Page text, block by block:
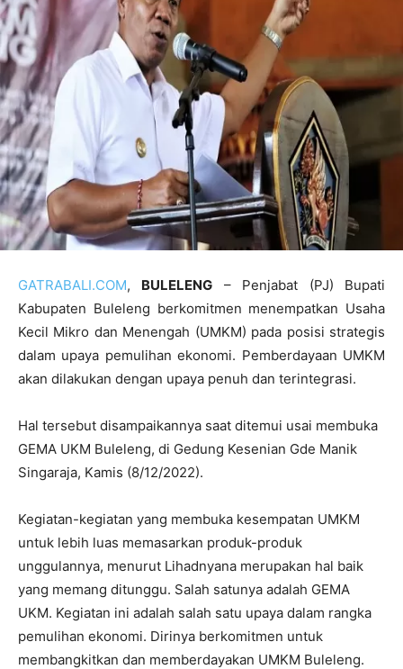
GATRABALI.COM, BULELENG – Penjabat (PJ) Bupati
Kabupaten Buleleng berkomitmen menempatkan Usaha
Kecil Mikro dan Menengah (UMKM) pada posisi strategis
dalam upaya pemulihan ekonomi. Pemberdayaan UMKM
akan dilakukan dengan upaya penuh dan terintegrasi.
Hal tersebut disampaikannya saat ditemui usai membuka
GEMA UKM Buleleng, di Gedung Kesenian Gde Manik
Singaraja, Kamis (8/12/2022).
Kegiatan-kegiatan yang membuka kesempatan UMKM
untuk lebih luas memasarkan produk-produk
unggulannya, menurut Lihadnyana merupakan hal baik
yang memang ditunggu. Salah satunya adalah GEMA
UKM. Kegiatan ini adalah salah satu upaya dalam rangka
pemulihan ekonomi. Dirinya berkomitmen untuk
membangkitkan dan memberdayakan UMKM Buleleng.